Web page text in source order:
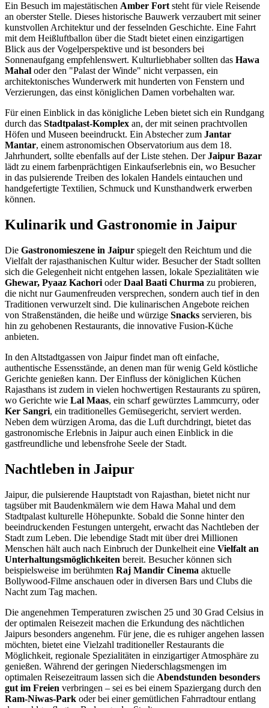
Ein Besuch im majestätischen Amber Fort steht für viele Reisende
an oberster Stelle. Dieses historische Bauwerk verzaubert mit seiner
kunstvollen Architektur und der fesselnden Geschichte. Eine Fahrt
mit dem Heißluftballon über die Stadt bietet einen einzigartigen
Blick aus der Vogelperspektive und ist besonders bei
Sonnenaufgang empfehlenswert. Kulturliebhaber sollten das Hawa
Mahal oder den "Palast der Winde" nicht verpassen, ein
architektonisches Wunderwerk mit hunderten von Fenstern und
Verzierungen, das einst königlichen Damen vorbehalten war.
Für einen Einblick in das königliche Leben bietet sich ein Rundgang
durch das Stadtpalast-Komplex an, der mit seinen prachtvollen
Höfen und Museen beeindruckt. Ein Abstecher zum Jantar
Mantar, einem astronomischen Observatorium aus dem 18.
Jahrhundert, sollte ebenfalls auf der Liste stehen. DerJaipur Bazar
lädt zu einem farbenprächtigen Einkaufserlebnis ein, wo Besucher
in das pulsierende Treiben des lokalen Handels eintauchen und
handgefertigte Textilien, Schmuck und Kunsthandwerk erwerben
können.
Kulinarik und Gastronomie in Jaipur
Die Gastronomieszene in Jaipur spiegelt den Reichtum und die
Vielfalt der rajasthanischen Kultur wider. Besucher der Stadt sollten
sich die Gelegenheit nicht entgehen lassen, lokale Spezialitäten wie
Ghewar, Pyaaz Kachori oderDaal Baati Churma zu probieren,
die nicht nur Gaumenfreuden versprechen, sondern auch tief in den
Traditionen verwurzelt sind. Die kulinarischen Angebote reichen
von Straßenständen, die heiße und würzige Snacks servieren, bis
hin zu gehobenen Restaurants, die innovative Fusion-Küche
anbieten.
In den Altstadtgassen von Jaipur findet man oft einfache,
authentische Essensstände, an denen man für wenig Geld köstliche
Gerichte genießen kann. Der Einfluss der königlichen Küchen
Rajasthans ist zudem in vielen hochwertigen Restaurants zu spüren,
wo Gerichte wie Lal Maas, ein scharf gewürztes Lammcurry, oder
Ker Sangri, ein traditionelles Gemüsegericht, serviert werden.
Neben dem würzigen Aroma, das die Luft durchdringt, bietet das
gastronomische Erlebnis in Jaipur auch einen Einblick in die
gastfreundliche und lebensfrohe Seele der Stadt.
Nachtleben in Jaipur
Jaipur, die pulsierende Hauptstadt von Rajasthan, bietet nicht nur
tagsüber mit Baudenkmälern wie dem Hawa Mahal und dem
Stadtpalast kulturelle Höhepunkte. Sobald die Sonne hinter den
beeindruckenden Festungen untergeht, erwacht das Nachtleben der
Stadt zum Leben. Die lebendige Stadt mit über drei Millionen
Menschen hält auch nach Einbruch der Dunkelheit eine Vielfalt an
Unterhaltungsmöglichkeiten bereit. Besucher können sich
beispielsweise im berühmten Raj Mandir Cinema aktuelle
Bollywood-Filme anschauen oder in diversen Bars und Clubs die
Nacht zum Tag machen.
Die angenehmen Temperaturen zwischen 25 und 30 Grad Celsius in
der optimalen Reisezeit machen die Erkundung des nächtlichen
Jaipurs besonders angenehm. Für jene, die es ruhiger angehen lassen
möchten, bietet eine Vielzahl traditioneller Restaurants die
Möglichkeit, regionale Spezialitäten in einzigartiger Atmosphäre zu
genießen. Während der geringen Niederschlagsmengen im
optimalen Reisezeitraum lassen sich die Abendstunden besonders
gut im Freien verbringen – sei es bei einem Spaziergang durch den
Ram-Niwas-Park oder bei einer gemütlichen Fahrradtour entlang